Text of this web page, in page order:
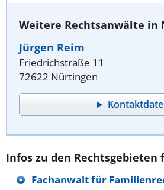
Weitere Rechtsanwälte in
Jürgen Reim
Friedrichstraße 11
72622 Nürtingen
Infos zu den Rechtsgebieten
Fachanwalt für